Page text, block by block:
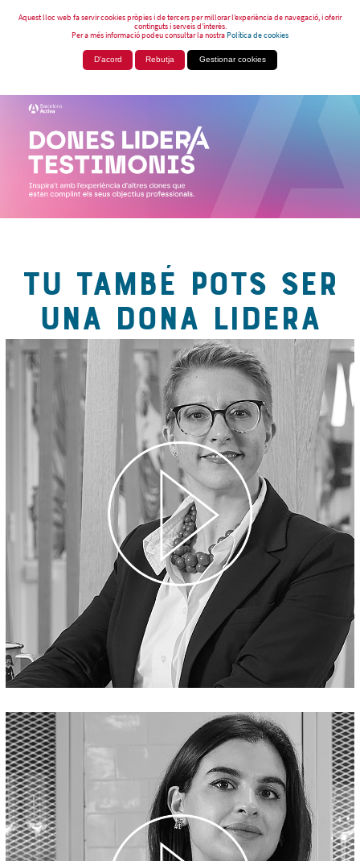
Aquest lloc web fa servir cookies pròpies i de tercers per millorar l’experiència de navegació, i oferir
continguts i serveis d’interès.
Per a més informació podeu consultar la nostraPolítica de cookies
D'acord Rebutja Gestionar cookies
TU TAMBÉ POTS SER
UNA DONA LIDERA